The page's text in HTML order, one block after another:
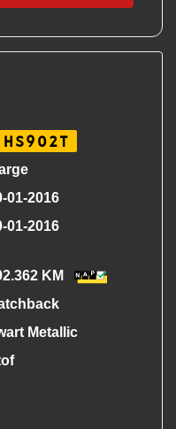
HS902T
01-2016
01-2016
KM
Metallic